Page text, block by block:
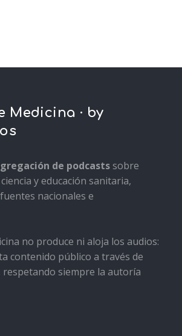
Medicina · by
de podcastssobre
y educación sanitaria,
nacionales e
no produce ni aloja los audios:
contenido público a través de
respetando siempre la autoría